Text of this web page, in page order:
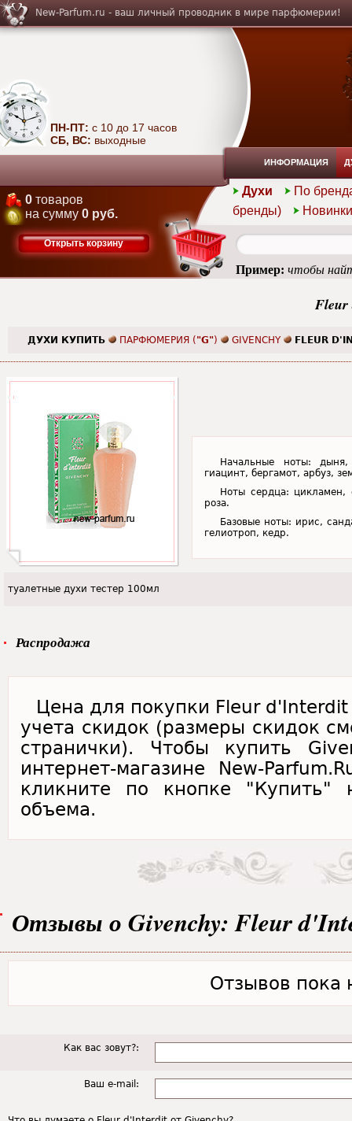
Fleur
ДУХИ КУПИТЬ ПАРФЮМЕРИЯ ( "G") GIVENCHY FLEUR
Начальные ноты:
гиацинт, бергамот, арбуз,
Ноты сердца:
роза.
Базовые ноты: ирис,
гелиотроп, кедр.
туалетные духи тестер 100мл
Распродажа
Цена для покупки Fleur d'Interdit
учета скидок (размеры скидок
странички). Чтобы купить
интернет-магазине New-
кликните по кнопке "Купить"
объема.
Отзывы о Givenchy: Fleur
Отзывов пока
Как вас зовут?:
Ваш e-mail:
New-Parfum.ru - ваш личный проводник в мире парфюмерии!
ПН-ПТ: с 10 до 17 часов
СБ, ВС: выходные
ИНФОРМАЦИЯ
Духи
По
бренды)
Новинки
0 товаров
на сумму 0 руб.
Открыть корзину
Пример: чтобы